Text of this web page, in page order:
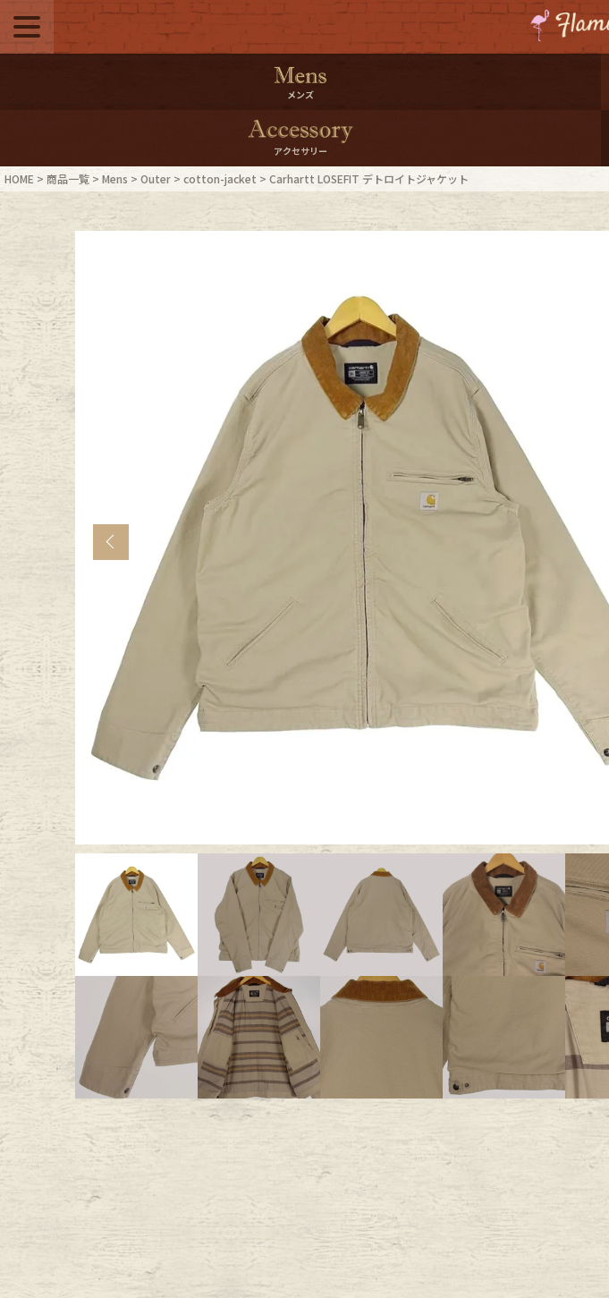
500pt＆10％Offクーポンプレゼント
10％0ffクーポンプレゼント
ログイン・会員登録 LINE ID連携
お気に入り マイページ
ご利用ガイド
店舗紹介 特集一覧
スタッフコーディネート
年代から探す 古着卸DOCK
メンズ商品カテゴリーから探す
Outer
Fafatt
レディース商品カテゴリーから探す
Fafatt Kidswear
小物・アクセサリーから探す
Eye Wear
Bag Stall・Scarf
Accessory
antique goods
メンズ
アクセサリー
HOME 商品一覧 Mens Outer cotton-jacket Carhartt LOSEFIT デトロイトジャケット